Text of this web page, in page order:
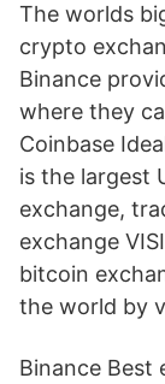
The worlds
crypto
Binance
where they
Coinbase
is the largest
exchange,
exchange
bitcoin
the world by
Binance Best